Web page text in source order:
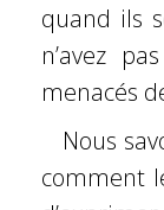
quand ils
n’avez
menacés
Nous
comment